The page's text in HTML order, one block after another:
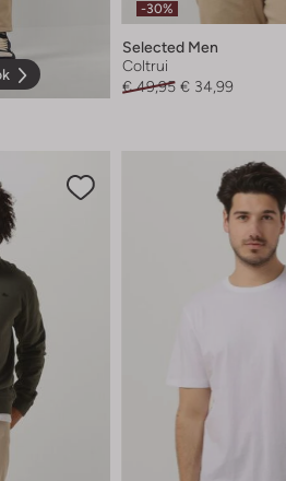
-30%
Selected Men
Coltrui
€ 49,95 € 34,99